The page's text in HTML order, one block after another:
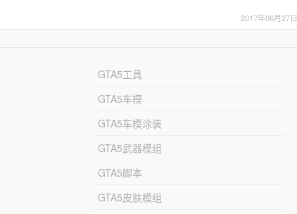
2017年06月27日
GTA5工具
GTA5车模
GTA5车模涂装
GTA5武器模组
GTA5脚本
GTA5皮肤模组